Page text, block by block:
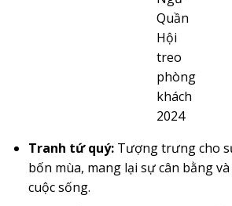
Quần
Hội
treo
phòng
khách
2024
Tranh tứ quý:Tượng trưng cho
bốn mùa, mang lại sự cân bằng
cuộc sống.